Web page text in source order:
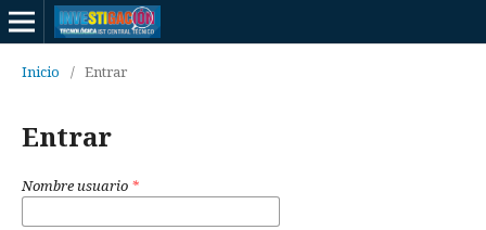
Inicio / Entrar
Entrar
Nombre usuario *